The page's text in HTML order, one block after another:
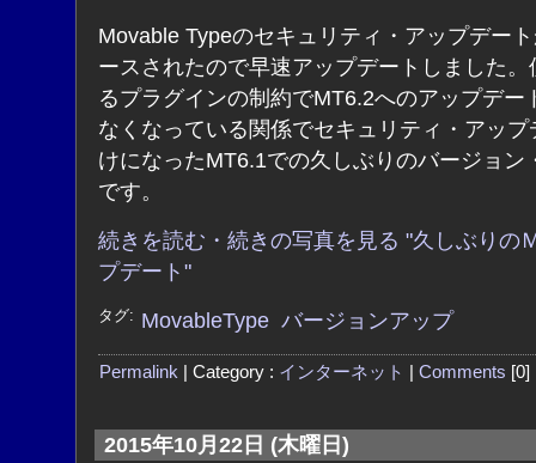
Movable Typeのセキュリティ・アップデー
ースされたので早速アップデートしました。
るプラグインの制約でMT6.2へのアップデー
なくなっている関係でセキュリティ・アップ
けになったMT6.1での久しぶりのバージョン
です。
続きを読む・続きの写真を見る "久しぶりの
プデート"
タグ: MovableType バージョンアップ
Permalink | Category : インターネット Comments
2015年10月22日 (木曜日)